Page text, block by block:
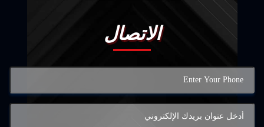
الاتصال